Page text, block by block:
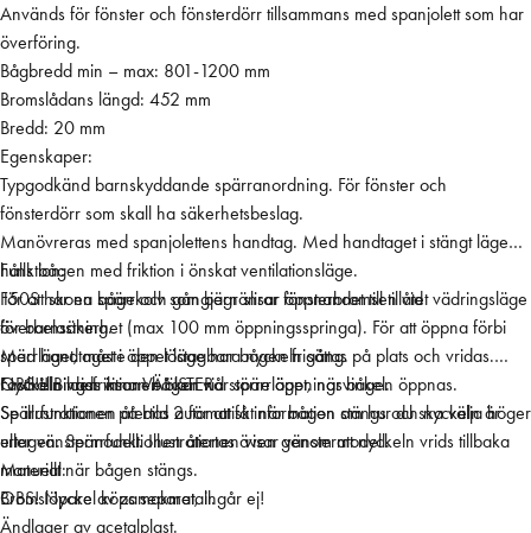
0
V
F
ö
n
s
t
e
r
b
r
o
m
s
/
d
ö
r
Används för fönster och fönsterdörr tillsammans med spanjolett som har
överföring.
Bågbredd min – max: 801-1200 mm
Bromslådans längd: 452 mm
Bredd: 20 mm
Egenskaper:
Typgodkänd barnskyddande spärranordning. För fönster och
fönsterdörr som skall ha säkerhetsbeslag.
Manövreras med spanjolettens handtag. Med handtaget i stängt läge
hålls bågen med friktion i önskat ventilationsläge.
För att skona båge och gångjärn slirar fönsterbromsen vid
överbelastning.
Med handtaget i öppet läge har bågen frigång.
Fasthållningsfriktionen ökar vid större öppningsvinkel.
Funktion:
150S har en spärrkolv som begränsar öppnandet till tillåtet vädringsläge
för barnsäkerhet (max 100 mm öppningsspringa). För att öppna förbi
spärrläget, måste den löstagbara nyckeln sättas på plats och vridas.
Nyckeln vrids innan bågen når spärrläget, när bågen öppnas.
Spärrfunktionen återtas automatiskt när bågen stängs och nyckeln är
urtagen. Spärrfunktionen återtas även genom att nyckeln vrids tillbaka
manuellt när bågen stängs.
OBS! Nyckel köps separat, ingår ej!
OBS!!! Bilden visar VÄNSTER
Se illustrationen på bild 2 för att få information om hur du ska välja höger
eller vänstermodell. Illustrationen visar vänstermodell.
Material:
Bromslöpare av zamakmetall.
Ändlager av acetalplast.